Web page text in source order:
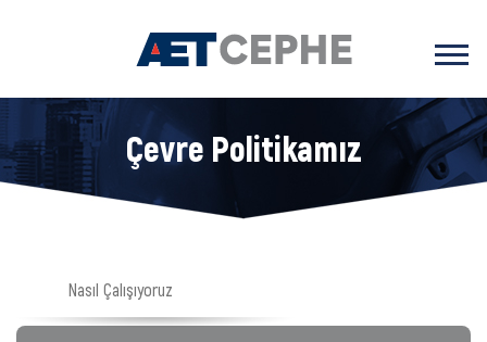
Çevre Politikamız
Nasıl Çalışıyoruz